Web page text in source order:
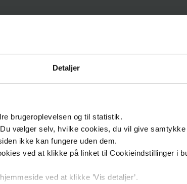
Detaljer
brugeroplevelsen og til statistik.
vælger selv, hvilke cookies, du vil give
ikke kan fungere uden dem.
ved at klikke på linket til Cookieindstillinger i
ved at klikke ’Vis detaljer’.
til os